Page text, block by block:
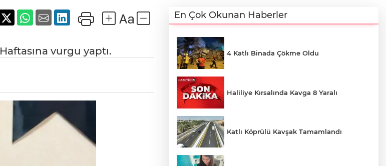
Haftasına vurgu yaptı.
En Çok Okunan Haberler
4 Katlı Binada Çökme Oldu
Haliliye Kırsalında Kavga 8 Yaralı
Katlı Köprülü Kavşak Tamamlandı